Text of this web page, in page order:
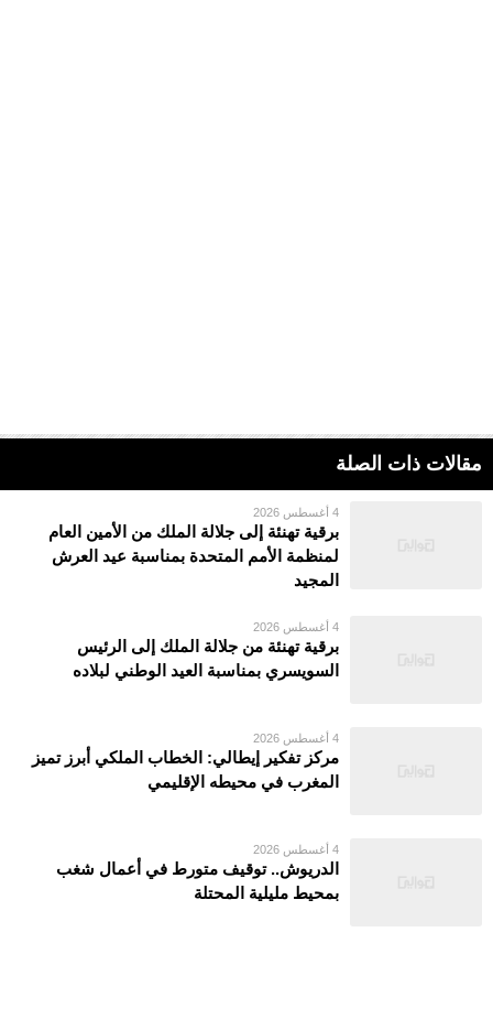
مقالات ذات الصلة
4 أغسطس 2026
برقية تهنئة إلى جلالة الملك من الأمين العام
لمنظمة الأمم المتحدة بمناسبة عيد العرش
المجيد
4 أغسطس 2026
برقية تهنئة من جلالة الملك إلى الرئيس
السويسري بمناسبة العيد الوطني لبلاده
4 أغسطس 2026
مركز تفكير إيطالي: الخطاب الملكي أبرز تميز
المغرب في محيطه الإقليمي
4 أغسطس 2026
الدريوش.. توقيف متورط في أعمال شغب
بمحيط مليلية المحتلة